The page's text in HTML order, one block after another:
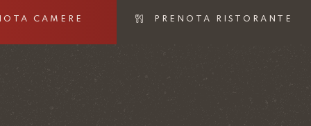
CAMERE PRENOTA RISTORANTE